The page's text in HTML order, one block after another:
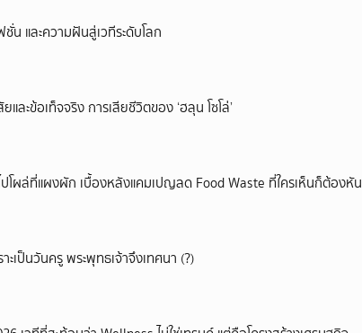
น และความฝันสู่เวทีระดับโลก
และข้อเท็จจริง การเสียชีวิตของ ‘ฮลุน โซโล่’
ไปโผล่ที่แผงผัก เบื้องหลังแคมเปญลด Food Waste ที่ใครเห็นก็ต้องหัน
ะเป็นวันครู พระพุทธเจ้าจึงเทศนา (?)